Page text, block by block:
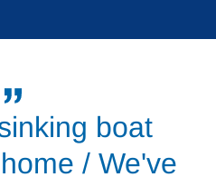
boat
/ We've